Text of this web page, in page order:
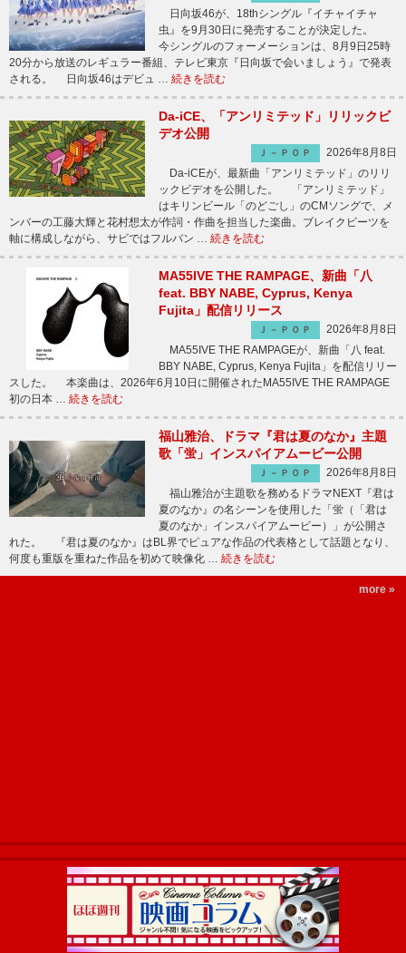
日向坂46が、18thシングル『イチャイチャ
虫』を9月30日に発売することが決定した。
今シングルのフォーメーションは、8月9日25時
20分から放送のレギュラー番組、テレビ東京『日向坂で会いましょう』で発表
される。 日向坂46はデビュ … 続きを読む
Da-iCE、「アンリミテッド」リリックビ
デオ公開
Ｊ－ＰＯＰ
2026年8月8日
Da-iCEが、最新曲「アンリミテッド」のリリ
ックビデオを公開した。 「アンリミテッド」
はキリンビール「のどごし」のCMソングで、メ
ンバーの工藤大輝と花村想太が作詞・作曲を担当した楽曲。ブレイクビーツを
軸に構成しながら、サビではフルバン … 続きを読む
MA55IVE THE RAMPAGE、新曲「八
feat. BBY NABE, Cyprus, Kenya
Fujita」配信リリース
Ｊ－ＰＯＰ
2026年8月8日
MA55IVE THE RAMPAGEが、新曲「八 feat.
BBY NABE, Cyprus, Kenya Fujita」を配信リリー
スした。 本楽曲は、2026年6月10日に開催されたMA55IVE THE RAMPAGE
初の日本 … 続きを読む
福山雅治、ドラマ『君は夏のなか』主題
歌「蛍」インスパイアムービー公開
Ｊ－ＰＯＰ
2026年8月8日
福山雅治が主題歌を務めるドラマNEXT『君は
夏のなか』の名シーンを使用した「蛍（「君は
夏のなか」インスパイアムービー）」が公開さ
れた。 『君は夏のなか』はBL界でピュアな作品の代表格として話題となり、
何度も重版を重ねた作品を初めて映像化 … 続きを読む
more »